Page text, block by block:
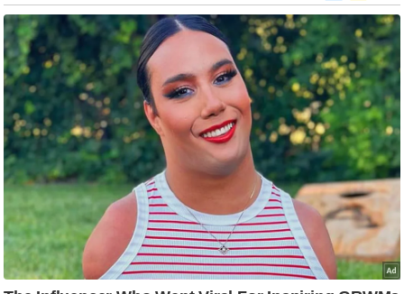
/
फै
श
न
घ
रे
लू
नु
स्खे
प
र्य
ट